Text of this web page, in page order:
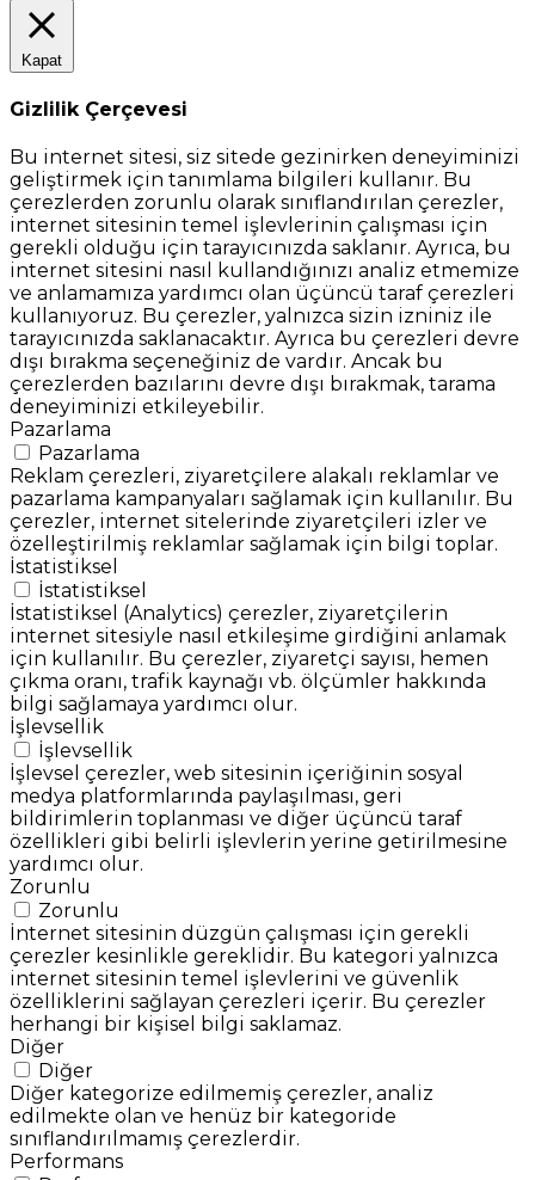
Kapat
Gizlilik Çerçevesi
Bu internet sitesi, siz sitede gezinirken deneyiminizi
geliştirmek için tanımlama bilgileri kullanır. Bu
çerezlerden zorunlu olarak sınıflandırılan çerezler,
internet sitesinin temel işlevlerinin çalışması için
gerekli olduğu için tarayıcınızda saklanır. Ayrıca, bu
internet sitesini nasıl kullandığınızı analiz etmemize
ve anlamamıza yardımcı olan üçüncü taraf çerezleri
kullanıyoruz. Bu çerezler, yalnızca sizin izniniz ile
tarayıcınızda saklanacaktır. Ayrıca bu çerezleri devre
dışı bırakma seçeneğiniz de vardır. Ancak bu
çerezlerden bazılarını devre dışı bırakmak, tarama
deneyiminizi etkileyebilir.
Pazarlama
Pazarlama
Reklam çerezleri, ziyaretçilere alakalı reklamlar ve
pazarlama kampanyaları sağlamak için kullanılır. Bu
çerezler, internet sitelerinde ziyaretçileri izler ve
özelleştirilmiş reklamlar sağlamak için bilgi toplar.
İstatistiksel
İstatistiksel
İstatistiksel (Analytics) çerezler, ziyaretçilerin
internet sitesiyle nasıl etkileşime girdiğini anlamak
için kullanılır. Bu çerezler, ziyaretçi sayısı, hemen
çıkma oranı, trafik kaynağı vb. ölçümler hakkında
bilgi sağlamaya yardımcı olur.
İşlevsellik
İşlevsellik
İşlevsel çerezler, web sitesinin içeriğinin sosyal
medya platformlarında paylaşılması, geri
bildirimlerin toplanması ve diğer üçüncü taraf
özellikleri gibi belirli işlevlerin yerine getirilmesine
yardımcı olur.
Zorunlu
Zorunlu
İnternet sitesinin düzgün çalışması için gerekli
çerezler kesinlikle gereklidir. Bu kategori yalnızca
internet sitesinin temel işlevlerini ve güvenlik
özelliklerini sağlayan çerezleri içerir. Bu çerezler
herhangi bir kişisel bilgi saklamaz.
Diğer
Diğer
Diğer kategorize edilmemiş çerezler, analiz
edilmekte olan ve henüz bir kategoride
sınıflandırılmamış çerezlerdir.
Performans